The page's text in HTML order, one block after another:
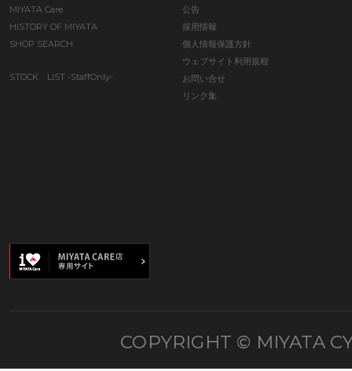
MIYATA Care
HISTORY OF MIYATA
SHOP SEARCH
STOCK LIST -StaffOnly-
公告
採用情報
個人情報保護方針
ウェブサイト利用規程
お問い合せ
リンク集
COPYRIGHT © MIYATA